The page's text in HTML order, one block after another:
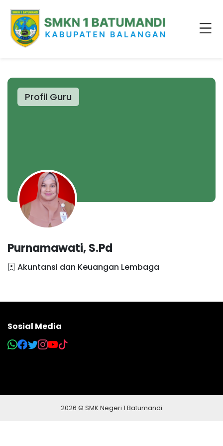
Profil Guru
Purnamawati, S.Pd
Akuntansi dan Keuangan Lembaga
Sosial Media
2026 © SMK Negeri 1 Batumandi